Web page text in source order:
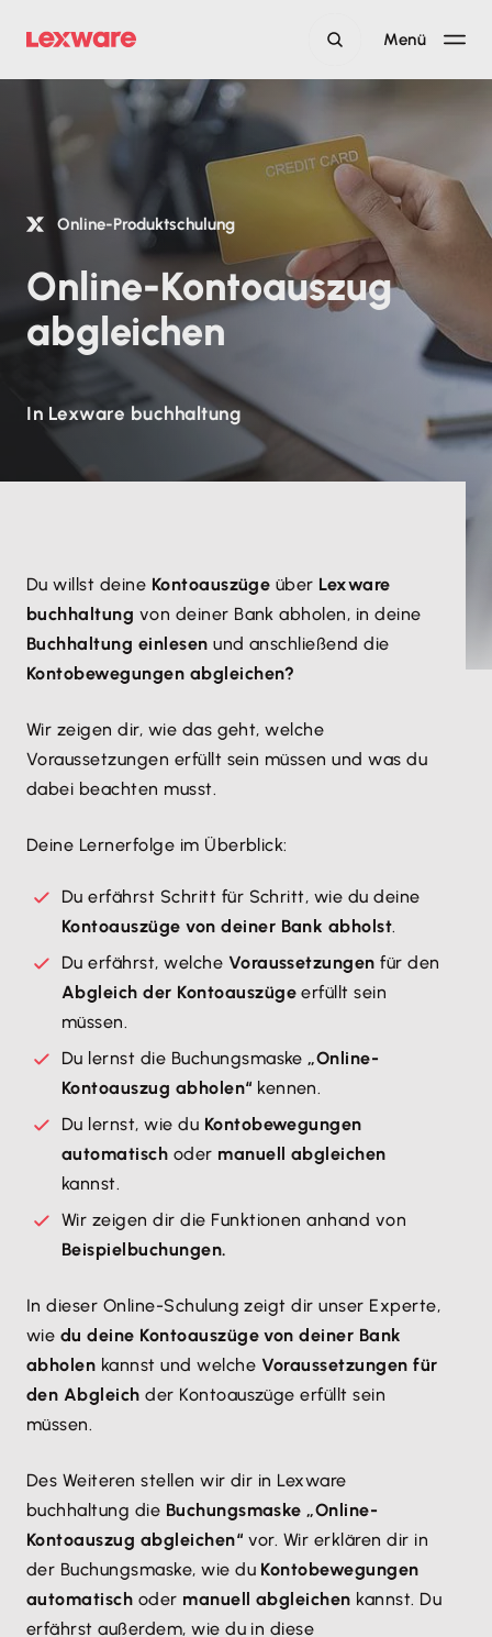
Menü
Online-Produktschulung
Online-Kontoauszug
abgleichen
In Lexware buchhaltung
​Du willst deine Kontoauszüge über Lexware
buchhaltung von deiner Bank abholen, in deine
Buchhaltung einlesenund anschließend die
Kontobewegungen abgleichen?
Wir zeigen dir, wie das geht, welche
Voraussetzungen erfüllt sein müssen und was du
dabei beachten musst.
Deine Lernerfolge im Überblick:
Du erfährst Schritt für Schritt, wie du deine
Kontoauszüge von deiner Bank abholst.
Du erfährst, welche Voraussetzungenfür den
Abgleich der Kontoauszüge erfüllt sein
müssen.
Du lernst die Buchungsmaske„Online-
Kontoauszug abholen“ kennen.
Du lernst, wie du Kontobewegungen
automatisch oder manuell abgleichen
kannst.
Wir zeigen dir die Funktionen anhand von
Beispielbuchungen.
​In dieser Online-Schulung zeigt dir unser Experte,
wie du deine Kontoauszüge von deiner Bank
abholen kannst und welche Voraussetzungen für
den Abgleich der Kontoauszüge erfüllt sein
müssen.
Des Weiteren stellen wir dir in Lexware
buchhaltung die Buchungsmaske „Online-
Kontoauszug abgleichen“ vor. Wir erklären dir in
der Buchungsmaske, wie du Kontobewegungen
automatisch oder manuell abgleichen kannst. Du
erfährst außerdem, wie du in diese